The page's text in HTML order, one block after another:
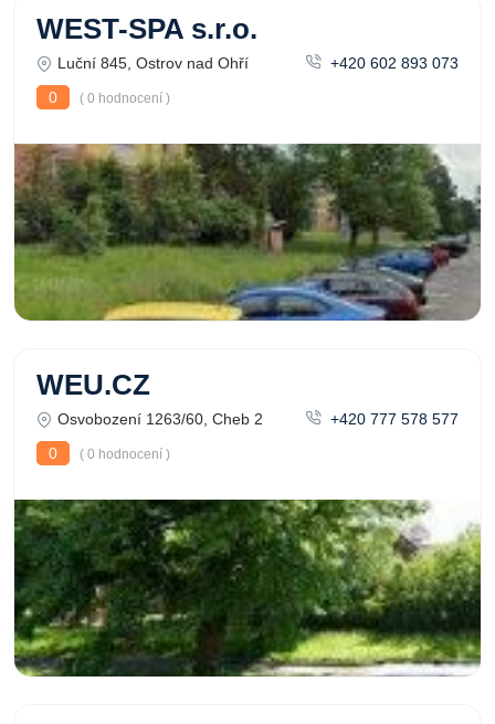
WEST-SPA s.r.o.
Luční 845, Ostrov nad Ohří
+420 602 893 073
0
( 0 hodnocení )
WEU.CZ
Osvobození 1263/60, Cheb 2
+420 777 578 577
0
( 0 hodnocení )